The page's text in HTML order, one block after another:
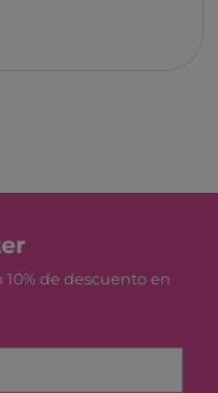
de descuento en